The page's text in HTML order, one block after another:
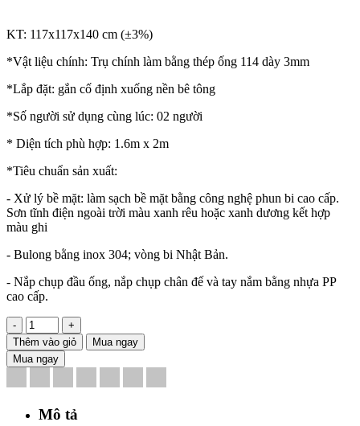
KT: 117x117x140 cm (±3%)
*Vật liệu chính: Trụ chính làm bằng thép ống 114 dày 3mm
*Lắp đặt: gắn cố định xuống nền bê tông
*Số người sử dụng cùng lúc: 02 người
* Diện tích phù hợp: 1.6m x 2m
*Tiêu chuẩn sản xuất:
- Xử lý bề mặt: làm sạch bề mặt bằng công nghệ phun bi cao cấp.
Sơn tĩnh điện ngoài trời màu xanh rêu hoặc xanh dương kết hợp
màu ghi
- Bulong bằng inox 304; vòng bi Nhật Bản.
- Nắp chụp đầu ống, nắp chụp chân đế và tay nắm bằng nhựa PP
cao cấp.
-
+
Thêm vào giỏ
Mua ngay
Mua ngay
Mô tả